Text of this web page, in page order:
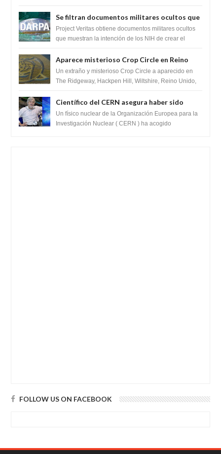
Se filtran documentos militares ocultos que
muestran la intención de los NIH de crear el
SARS-CoV-2, utilizando la investigación de
Project Veritas obtiene documentos militares ocultos
que muestran la intención de los NIH de crear el
Aparece misterioso Crop Circle en Reino
Unido 23 de junio 2016
Un extraño y misterioso Crop Circle a aparecido en
The Ridgeway, Hackpen Hill, Wiltshire, Reino Unido,
Científico del CERN asegura haber sido
ayudado por seres de luz durante una
prueba del Colisionador de Hadrones
Un físico nuclear de la Organización Europea para la
Investigación Nuclear ( CERN ) ha acogido
FOLLOW US ON FACEBOOK